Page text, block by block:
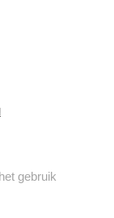
gebruik